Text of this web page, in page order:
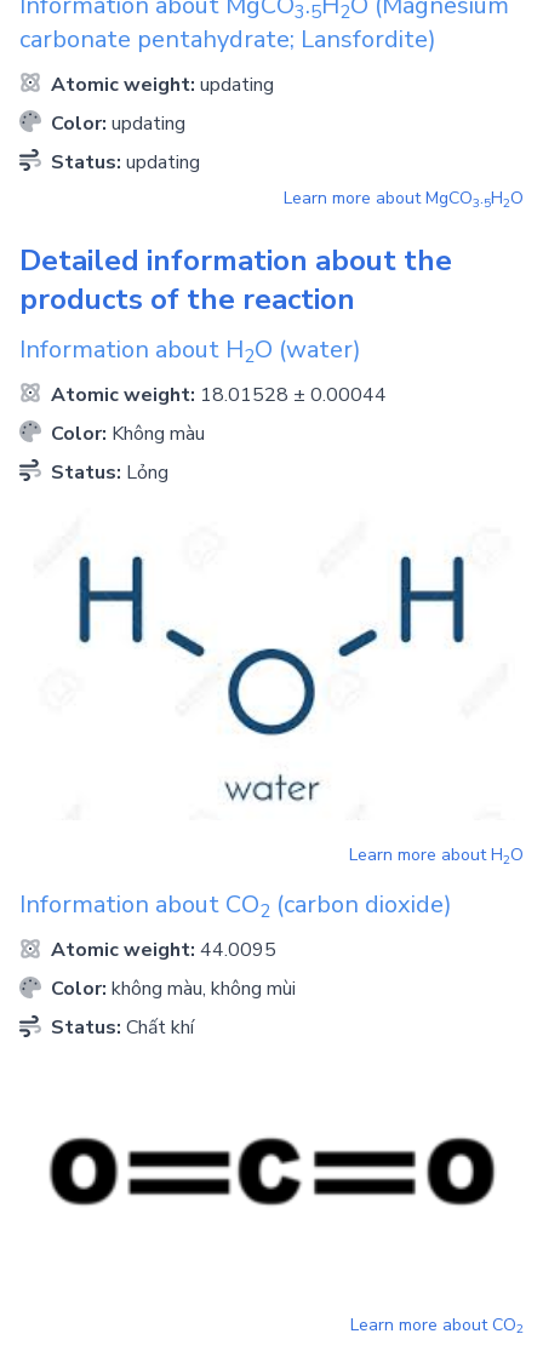
3 5 2
carbonate pentahydrate; Lansfordite)
Atomic weight: updating
Color: updating
Status: updating
Learn more aboutMgCO3.5H2O
Detailed information about the
products of the reaction
Information about H2O (water)
Atomic weight: 18.01528 ± 0.00044
Color: Không màu
Status: Lỏng
Learn more aboutH2O
Information about CO2 (carbon dioxide)
Atomic weight: 44.0095
Color: không màu, không mùi
Status: Chất khí
Learn more aboutCO2